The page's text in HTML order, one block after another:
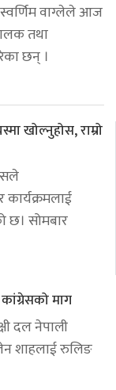
वाग्लेले आज
तथा
छन् ।
खोल्नुहोस, राम्रो
कार्यक्रमलाई
छ। सोमबार
माग
दल नेपाली
शाहलाई रुलिङ